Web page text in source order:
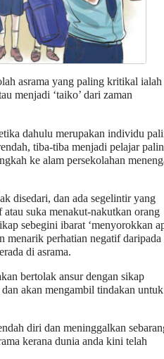
asrama yang paling kritikal ialah
menjadi ‘taiko’ dari zaman
dahulu merupakan individu
tiba-tiba menjadi pelajar
ke alam persekolahan
disedari, dan ada segelintir yang
suka menakut-nakutkan orang
sebegini ibarat ‘menyorokkan
menarik perhatian negatif daripada
di asrama.
bertolak ansur dengan sikap
akan mengambil tindakan untuk
diri dan meninggalkan
kerana dunia anda kini telah